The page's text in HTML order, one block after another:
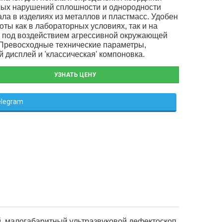
нарушений сплошности и однородности
в изделиях из металлов и пластмасс. Удобен
как в лабораторных условиях, так и на
под воздействием агрессивной окружающей
технические параметры,
дисплей и 'классическая' компоновка.
УЗНАТЬ ЦЕНУ